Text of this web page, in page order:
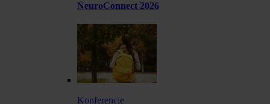
NeuroConnect 2026
Konferencje